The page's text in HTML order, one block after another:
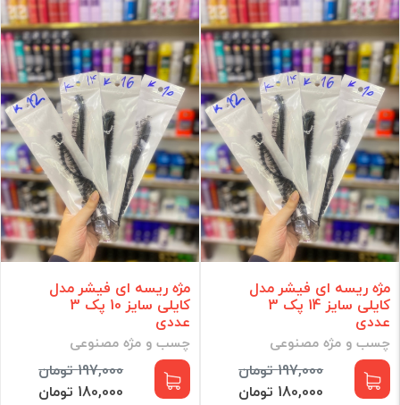
کیف و ابزار آرایشی
ادکلن و اسپری
رنگ و اکسیدان مو
لوازم برقی
مراقبت مو
مراقبت پوست
آرایش ناخن
مراقبت شخصی
آرایشی
مکمل و مولتی ویتامین
برند
فقط کالاهای موجود
فیلتر براساس قیمت :
قیمت: تومان
مژه ریسه ای فیشر مدل
کایلی سایز 14 پک 3
عددی
چسب و مژه مصنوعی
197,000 تومان
180,000 تومان
مژه ریسه ای فیشر مدل
کایلی سایز 10 پک 3
عددی
چسب و مژه مصنوعی
197,000 تومان
180,000 تومان